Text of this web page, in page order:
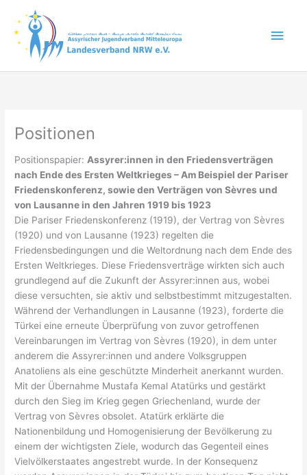
Inhalt
springen
Positionen
Positionspapier:Assyrer:innen in den Friedensverträgen
nach Ende des Ersten Weltkrieges – Am Beispiel der Pariser
Friedenskonferenz, sowie den Verträgen von Sèvres und
von Lausanne in den Jahren 1919 bis 1923
Die Pariser Friedenskonferenz (1919), der Vertrag von Sèvres
(1920) und von Lausanne (1923) regelten die
Friedensbedingungen und die Weltordnung nach dem Ende des
Ersten Weltkrieges. Diese Friedensverträge wirkten sich auch
grundlegend auf die Zukunft der Assyrer:innen aus, wobei
diese versuchten, sie aktiv und selbstbestimmt mitzugestalten.
Während der Verhandlungen in Lausanne (1923), forderte die
Türkei eine erneute Überprüfung von zuvor getroffenen
Vereinbarungen im Vertrag von Sèvres (1920), in dem unter
anderem die Assyrer:innen und andere Volksgruppen
Anatoliens als eine geschützte Minderheit anerkannt wurden.
Mit der Übernahme Mustafa Kemal Atatürks und gestärkt
durch den Sieg im Krieg gegen Griechenland, wurde der
Vertrag von Sèvres obsolet. Atatürk erklärte die
Nationenbildung und Homogenisierung der Bevölkerung zu
einem der wichtigsten Ziele, wodurch das Gegenteil eines
Vielvölkerstaates angestrebt wurde. In der Konsequenz